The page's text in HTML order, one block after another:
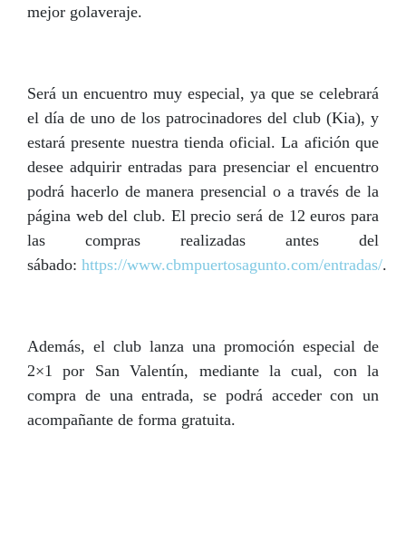
mejor golaveraje.
Será un encuentro muy especial, ya que se celebrará
el día de uno de los patrocinadores del club (Kia), y
estará presente nuestra tienda oficial. La afición que
desee adquirir entradas para presenciar el encuentro
podrá hacerlo de manera presencial o a través de la
página web del club. El precio será de 12 euros para
las compras realizadas antes del
sábado: https://www.cbmpuertosagunto.com/entradas/.
Además, el club lanza una promoción especial de
2×1 por San Valentín, mediante la cual, con la
compra de una entrada, se podrá acceder con un
acompañante de forma gratuita.